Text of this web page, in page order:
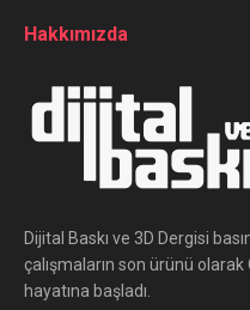
Hakkımızda
Dijital Baskı ve 3D Dergisi
çalışmaların son ürünü olarak
hayatına başladı.